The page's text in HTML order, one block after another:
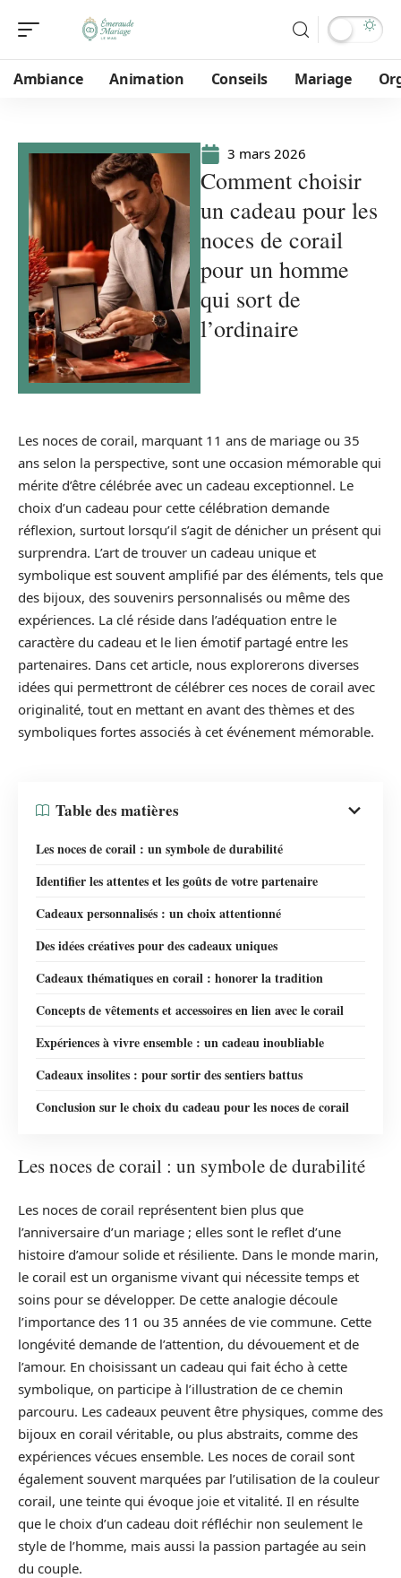
Ambiance Animation Conseils Mariage
3 mars 2026
Comment choisir
un cadeau pour les
noces de corail
pour un homme
qui sort de
l’ordinaire
Les noces de corail, marquant 11 ans de mariage ou 35
ans selon la perspective, sont une occasion mémorable qui
mérite d’être célébrée avec un cadeau exceptionnel. Le
choix d’un cadeau pour cette célébration demande
réflexion, surtout lorsqu’il s’agit de dénicher un présent qui
surprendra. L’art de trouver un cadeau unique et
symbolique est souvent amplifié par des éléments, tels que
des bijoux, des souvenirs personnalisés ou même des
expériences. La clé réside dans l’adéquation entre le
caractère du cadeau et le lien émotif partagé entre les
partenaires. Dans cet article, nous explorerons diverses
idées qui permettront de célébrer ces noces de corail avec
originalité, tout en mettant en avant des thèmes et des
symboliques fortes associés à cet événement mémorable.
Table des matières
Les noces de corail : un symbole de durabilité
Identifier les attentes et les goûts de votre partenaire
Cadeaux personnalisés : un choix attentionné
Des idées créatives pour des cadeaux uniques
Cadeaux thématiques en corail : honorer la tradition
Concepts de vêtements et accessoires en lien avec le corail
Expériences à vivre ensemble : un cadeau inoubliable
Cadeaux insolites : pour sortir des sentiers battus
Conclusion sur le choix du cadeau pour les noces de corail
Les noces de corail : un symbole de durabilité
Les noces de corail représentent bien plus que
l’anniversaire d’un mariage ; elles sont le reflet d’une
histoire d’amour solide et résiliente. Dans le monde marin,
le corail est un organisme vivant qui nécessite temps et
soins pour se développer. De cette analogie découle
l’importance des 11 ou 35 années de vie commune. Cette
longévité demande de l’attention, du dévouement et de
l’amour. En choisissant un cadeau qui fait écho à cette
symbolique, on participe à l’illustration de ce chemin
parcouru. Les cadeaux peuvent être physiques, comme des
bijoux en corail véritable, ou plus abstraits, comme des
expériences vécues ensemble. Les noces de corail sont
également souvent marquées par l’utilisation de la couleur
corail, une teinte qui évoque joie et vitalité. Il en résulte
que le choix d’un cadeau doit réfléchir non seulement le
style de l’homme, mais aussi la passion partagée au sein
du couple.